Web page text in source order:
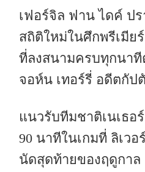
เฟอร์จิล ฟาน ไดค์ ป
สถิติใหม่ในศึกพรีเมีย
ที่ลงสนามครบทุกนา
จอห์น เทอร์รี่ อดีตกัป
แนวรับทีมชาติเนเธอ
90 นาทีในเกมที่ ลิเว
นัดสุดท้ายของฤดูกาล